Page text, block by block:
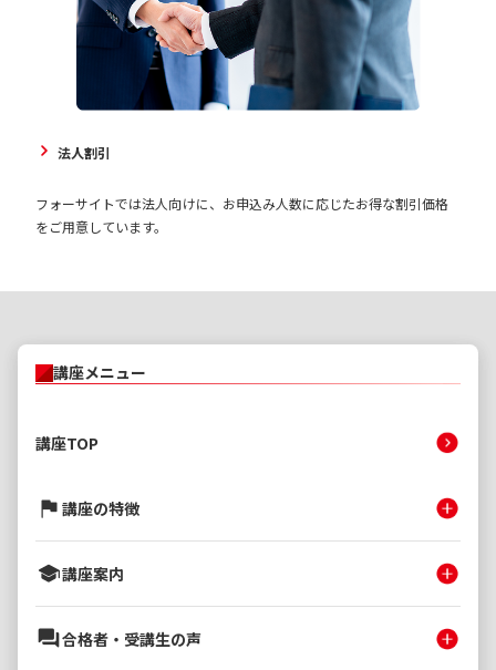
法人割引
フォーサイトでは法人向けに、お申込み人数に応じたお得な割引価格
をご用意しています。
講座メニュー
講座TOP
講座の特徴
講座案内
合格者・受講生の声